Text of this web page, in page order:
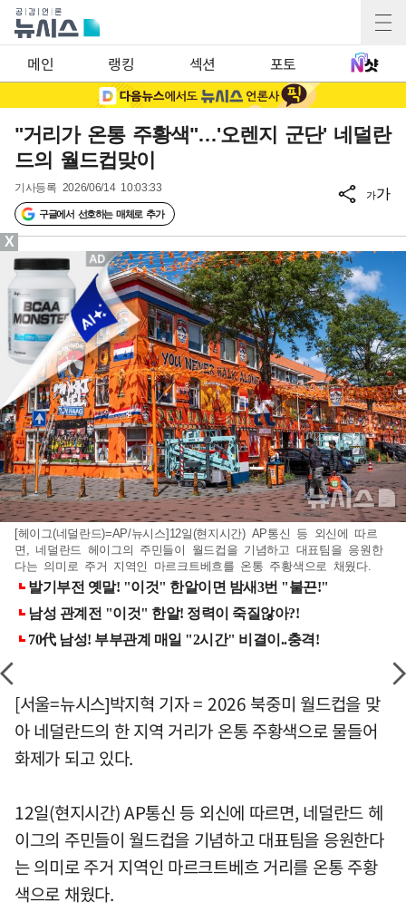
메인 랭킹 섹션 포토
"거리가 온통 주황색"…'오렌지 군단' 네덜란
드의 월드컵맞이
기사등록 2026/06/14 10:03:33
구글에서 선호하는 매체로 추가
가가
[헤이그(네덜란드)=AP/뉴시스]12일(현지시간) AP통신 등 외신에 따르
면, 네덜란드 헤이그의 주민들이 월드컵을 기념하고 대표팀을 응원한
다는 의미로 주거 지역인 마르크트베흐를 온통 주황색으로 채웠다.
[서울=뉴시스]박지혁 기자 = 2026 북중미 월드컵을 맞
아 네덜란드의 한 지역 거리가 온통 주황색으로 물들어
화제가 되고 있다.
12일(현지시간) AP통신 등 외신에 따르면, 네덜란드 헤
이그의 주민들이 월드컵을 기념하고 대표팀을 응원한다
는 의미로 주거 지역인 마르크트베흐 거리를 온통 주황
색으로 채웠다.
X